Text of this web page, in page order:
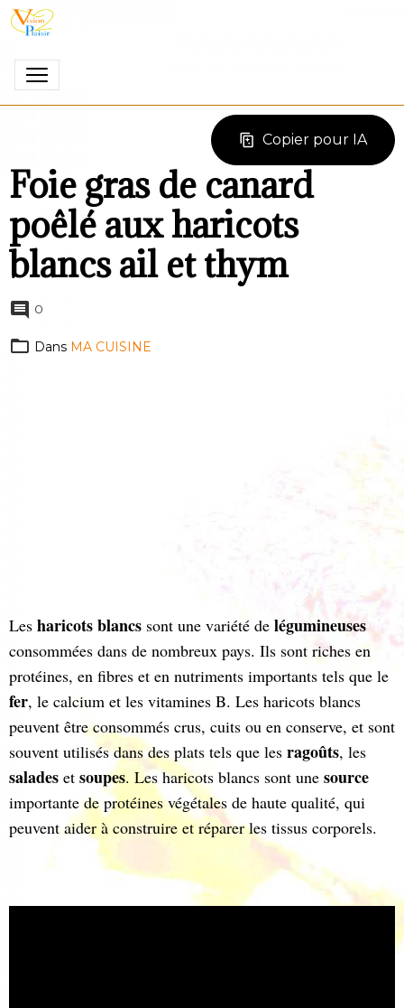
Copier pour IA
Foie gras de canard
poêlé aux haricots
blancs ail et thym
0
Dans MA CUISINE
Les haricots blancs sont une variété de légumineuses
consommées dans de nombreux pays. Ils sont riches en
protéines, en fibres et en nutriments importants tels que le
fer, le calcium et les vitamines B. Les haricots blancs
peuvent être consommés crus, cuits ou en conserve, et sont
souvent utilisés dans des plats tels que les ragoûts, les
salades et soupes. Les haricots blancs sont une source
importante de protéines végétales de haute qualité, qui
peuvent aider à construire et réparer les tissus corporels.